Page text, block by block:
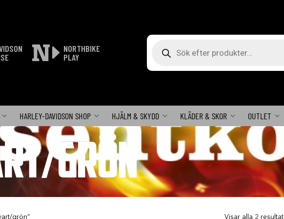
NORTHBIKE
PLAY
HARLEY-DAVIDSON SHOP HJÄLM & SKYDD KLÄDER & SKOR OUTLET
GRÖN
grön” Visar alla 2 resultat